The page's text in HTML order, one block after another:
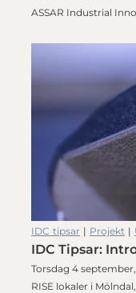
ASSAR Industrial
IDC tipsar | Projekt |
IDC Tipsar:
Torsdag 4 september,
RISE lokaler i